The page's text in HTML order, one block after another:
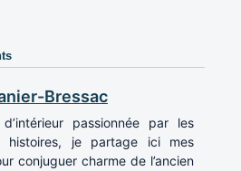
Bressac
passionnée par les
histoires, je partage ici mes
conjuguer charme de l’ancien